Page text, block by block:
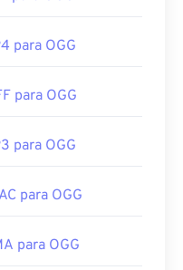
para OGG
para OGG
para OGG
para OGG
para OGG